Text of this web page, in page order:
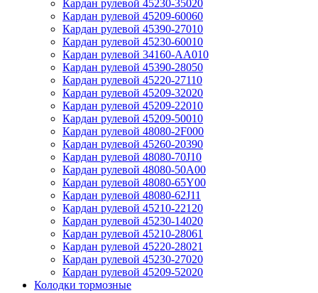
Кардан рулевой 45230-35020
Кардан рулевой 45209-60060
Кардан рулевой 45390-27010
Кардан рулевой 45230-60010
Кардан рулевой 34160-AA010
Кардан рулевой 45390-28050
Кардан рулевой 45220-27110
Кардан рулевой 45209-32020
Кардан рулевой 45209-22010
Кардан рулевой 45209-50010
Кардан рулевой 48080-2F000
Кардан рулевой 45260-20390
Кардан рулевой 48080-70J10
Кардан рулевой 48080-50A00
Кардан рулевой 48080-65Y00
Кардан рулевой 48080-62J11
Кардан рулевой 45210-22120
Кардан рулевой 45230-14020
Кардан рулевой 45210-28061
Кардан рулевой 45220-28021
Кардан рулевой 45230-27020
Кардан рулевой 45209-52020
Колодки тормозные